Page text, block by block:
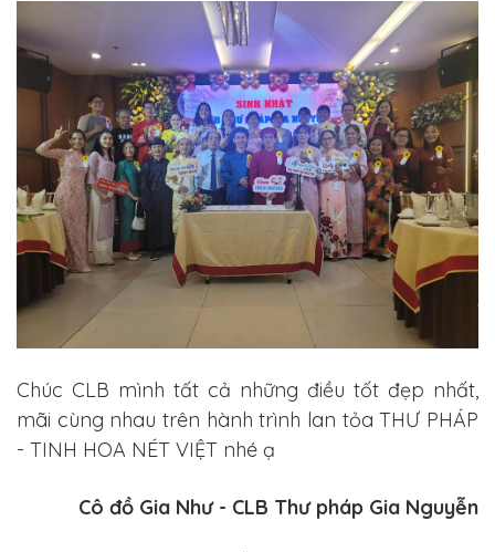
Chúc CLB mình tất cả những điều tốt đẹp nhất,
mãi cùng nhau trên hành trình lan tỏa THƯ PHÁP
- TINH HOA NÉT VIỆT nhé ạ
Cô đồ Gia Như - CLB Thư pháp Gia Nguyễn